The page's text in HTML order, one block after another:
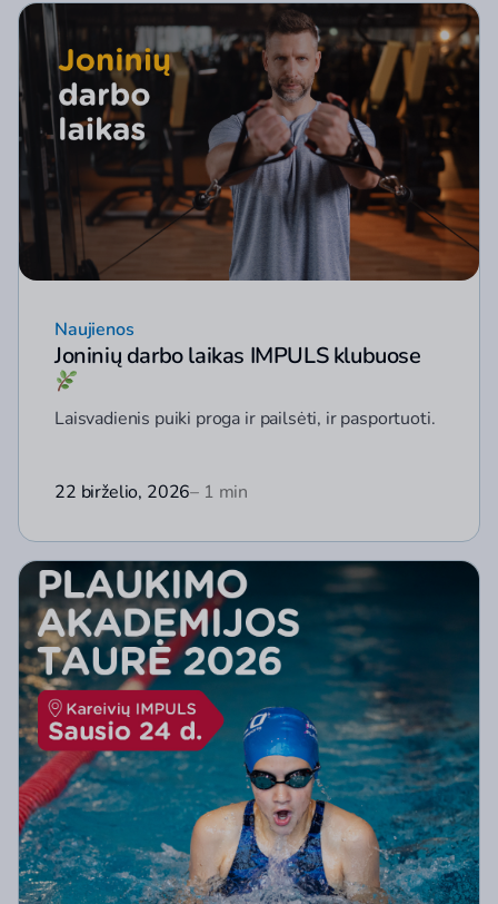
Naujienos
Joninių darbo laikas IMPULS klubuose
Laisvadienis puiki proga ir pailsėti, ir pasportuoti.
22 birželio, 2026– 1 min